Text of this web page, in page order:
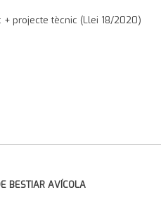
+ projecte tècnic (Llei 18/2020)
BESTIAR AVÍCOLA